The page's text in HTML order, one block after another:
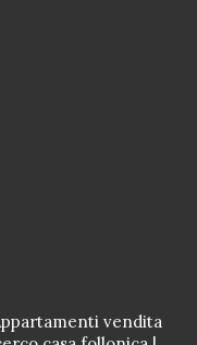
vendita